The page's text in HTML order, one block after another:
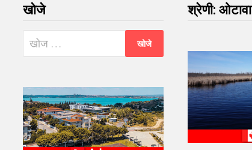
श्रेणी: ओटावा
खोजे
निम्न
को